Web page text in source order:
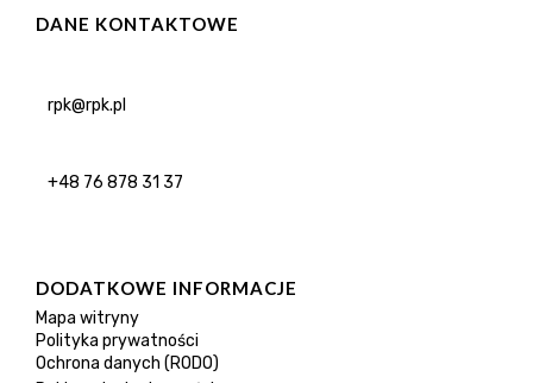
DANE KONTAKTOWE
rpk@rpk.pl
+48 76 878 31 37
DODATKOWE INFORMACJE
Mapa witryny
Polityka prywatności
Ochrona danych (RODO)